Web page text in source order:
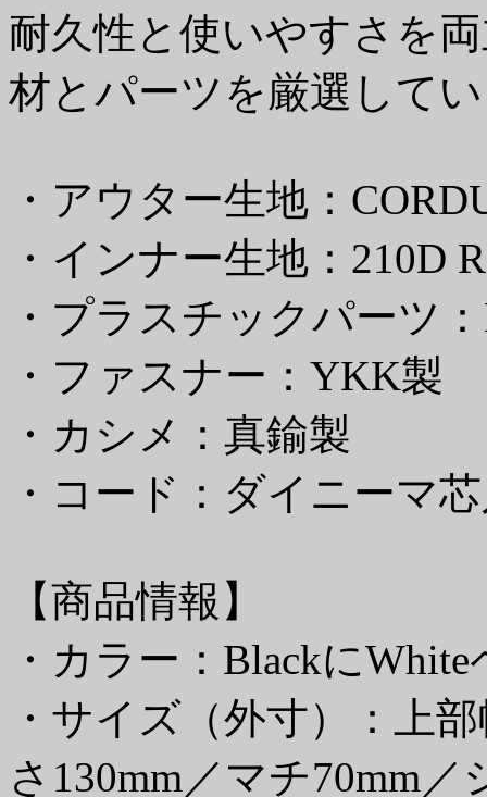
耐久性と使いやすさを
材とパーツを厳選して
・アウター生地：
・インナー生地：210D
・プラスチックパーツ
・ファスナー：YKK製
・カシメ：真鍮製
・コード：ダイニーマ
【商品情報】
・カラー：Blackに
・サイズ（外寸）：上
さ130mm／マチ70mm